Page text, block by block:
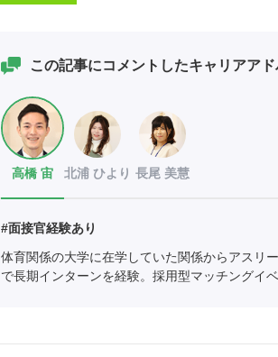
この記事にコメントしたキャリアア
高橋 宙 北浦 ひより 長尾 美慧
#面接官経験あり
体育関係の大学に在学していた関係からアスリ
で長期インターンを経験。採用型マッチングイ